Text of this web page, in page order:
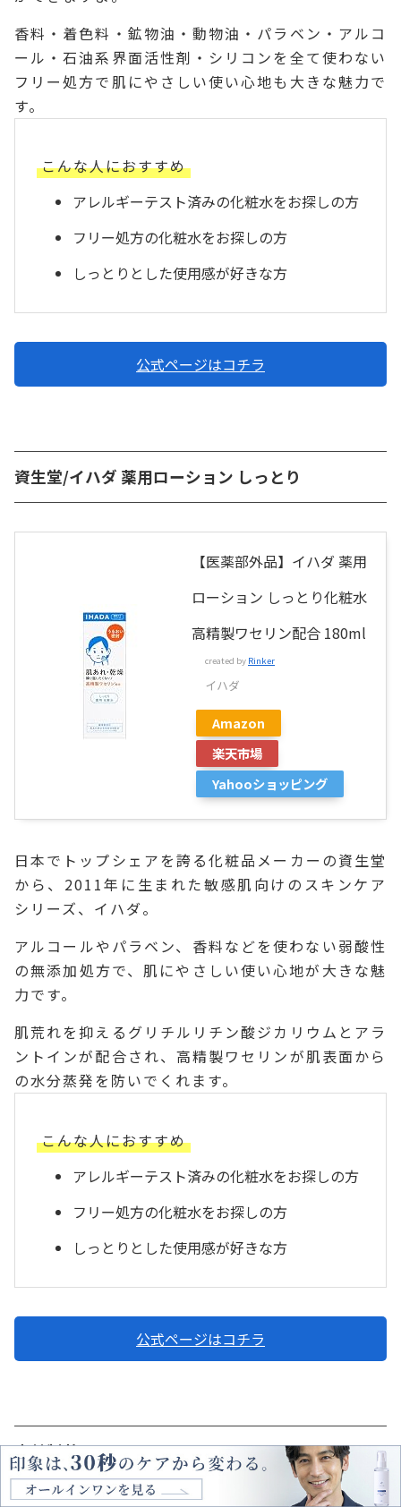
香料・着色料・鉱物油・動物油・パラベン・アルコ
ール・石油系界面活性剤・シリコンを全て使わない
フリー処方で肌にやさしい使い心地も大きな魅力で
す。
こんな人におすすめ
アレルギーテスト済みの化粧水をお探しの方
フリー処方の化粧水をお探しの方
しっとりとした使用感が好きな方
公式ページはコチラ
資生堂/イハダ 薬用ローション しっとり
【医薬部外品】イハダ 薬用
ローション しっとり化粧水
高精製ワセリン配合 180ml
created by Rinker
イハダ
Amazon
楽天市場
Yahooショッピング
日本でトップシェアを誇る化粧品メーカーの資生堂
から、2011年に生まれた敏感肌向けのスキンケア
シリーズ、イハダ。
アルコールやパラベン、香料などを使わない弱酸性
の無添加処方で、肌にやさしい使い心地が大きな魅
力です。
肌荒れを抑えるグリチルリチン酸ジカリウムとアラ
ントインが配合され、高精製ワセリンが肌表面から
の水分蒸発を防いでくれます。
こんな人におすすめ
アレルギーテスト済みの化粧水をお探しの方
フリー処方の化粧水をお探しの方
しっとりとした使用感が好きな方
公式ページはコチラ
小林製薬/[ヒフミド] エッセンスローション